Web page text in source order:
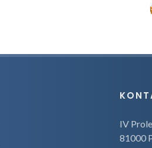
IV
81000